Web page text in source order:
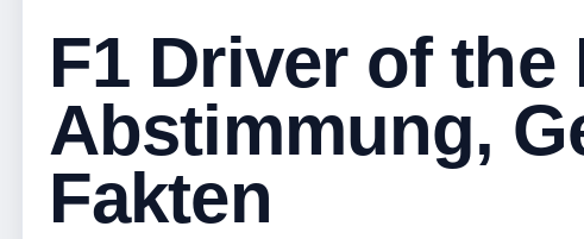
F1 Driver of the
Abstimmung,
Fakten